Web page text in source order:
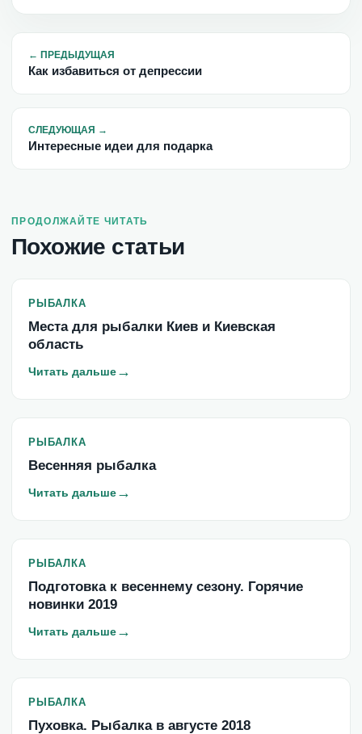
← ПРЕДЫДУЩАЯ
Как избавиться от депрессии
СЛЕДУЮЩАЯ →
Интересные идеи для подарка
ПРОДОЛЖАЙТЕ ЧИТАТЬ
Похожие статьи
РЫБАЛКА
Места для рыбалки Киев и Киевская
область
Читать дальше→
РЫБАЛКА
Весенняя рыбалка
Читать дальше→
РЫБАЛКА
Подготовка к весеннему сезону. Горячие
новинки 2019
Читать дальше→
РЫБАЛКА
Пуховка. Рыбалка в августе 2018